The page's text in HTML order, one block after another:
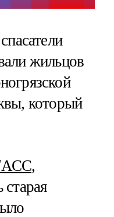
жильцов
который
,
старая